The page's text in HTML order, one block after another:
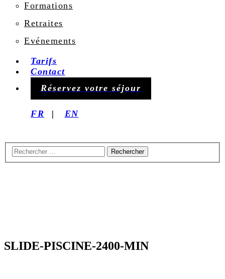
Formations
Retraites
Evénements
Tarifs
Contact
Réservez votre séjour
FR EN
SLIDE-PISCINE-2400-MIN